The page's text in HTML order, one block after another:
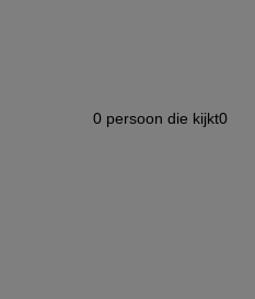
0 persoon die kijkt0